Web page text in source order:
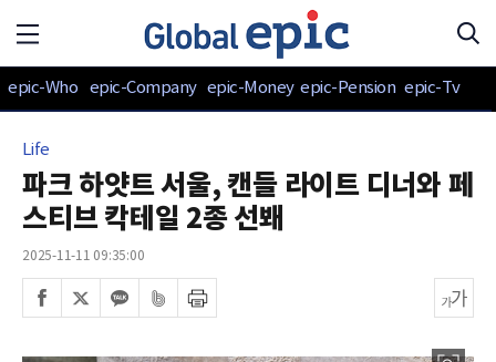
epic-Who epic-Company epic-Money epic-Pension epic-Tv
Life
파크 하얏트 서울, 캔들 라이트 디너와 페
스티브 칵테일 2종 선봬
2025-11-11 09:35:00